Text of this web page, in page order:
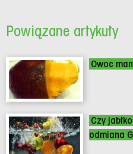
Powiązane artykuły
Owoc
Czy
odmiana